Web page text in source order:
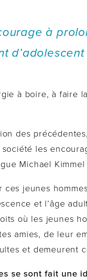
à
d’adolescent
à boire, à faire
des
les
Michael
jeunes
et l’âge
où les jeunes
amies, de leur
et demeurent
se sont fait une